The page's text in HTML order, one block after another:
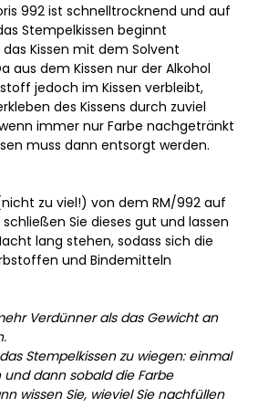
992 ist schnelltrocknend und auf
Stempelkissen beginnt
Kissen mit dem Solvent
aus dem Kissen nur der Alkohol
jedoch im Kissen verbleibt,
des Kissens durch zuviel
immer nur Farbe nachgetränkt
muss dann entsorgt werden.
zu viel!) von dem RM/992 auf
Sie dieses gut und lassen
lang stehen, sodass sich die
und Bindemitteln
Verdünner als das Gewicht an
Stempelkissen zu wiegen: einmal
und dann sobald die Farbe
wissen Sie, wieviel Sie nachfüllen